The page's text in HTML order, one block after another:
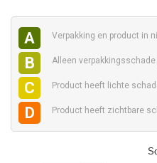
A Verpakking en product in
B Alleen verpakkingsschade
C Product heeft lichte
D Product heeft zichtbare